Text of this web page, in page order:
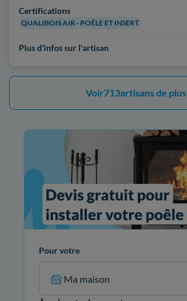
Certifications
QUALIBOIS AIR - POÊLE ET INSERT
Plus d'infos sur l'artisan
Voir713artisans de plus
Pour votre
Ma maison